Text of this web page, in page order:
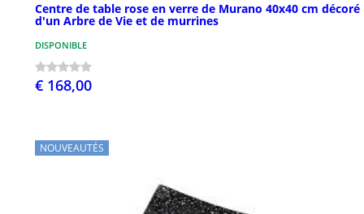
Centre de table rose en verre de Murano 40x40 cm décoré
d'un Arbre de Vie et de murrines
DISPONIBLE
€ 168,00
NOUVEAUTÉS